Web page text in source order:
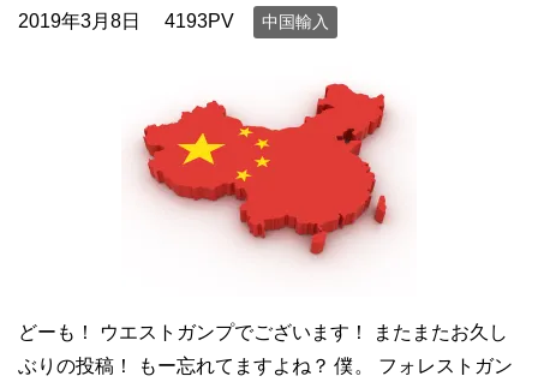
2019年3月8日 4193PV 中国輸入
どーも！ ウエストガンプでございます！ またまたお久し
ぶりの投稿！ もー忘れてますよね？ 僕。 フォレストガン